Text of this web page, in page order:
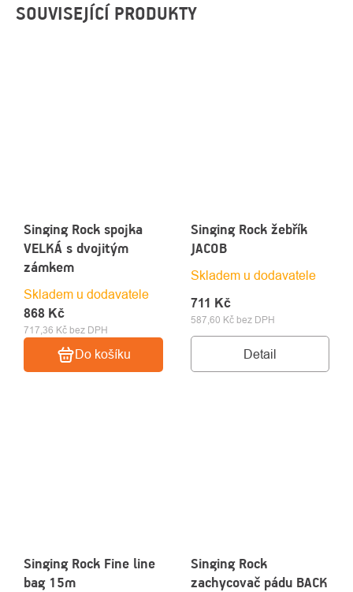
SOUVISEJÍCÍ PRODUKTY
Singing Rock spojka
VELKÁ s dvojitým
zámkem
Skladem u dodavatele
717,36 Kč bez DPH
868 Kč
Do košíku
Singing Rock žebřík
JACOB
Skladem u dodavatele
587,60 Kč bez DPH
711 Kč
Detail
Singing Rock Fine line
bag 15m
Singing Rock
zachycovač pádu BACK